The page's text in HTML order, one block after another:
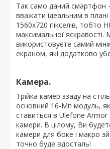
Так само даний смартфон
вважати ідеальним в
1560х720 пікселів, тобто
максимальної яскравості.
використовуєте самий
екраном, які додатково
Камера.
Трійка камер ззаду на
основний 16-Мп модуль,
ставиться в Ulefone
камери. В цілому, Ви
камери для боке і макро
точно буде вдосталь!